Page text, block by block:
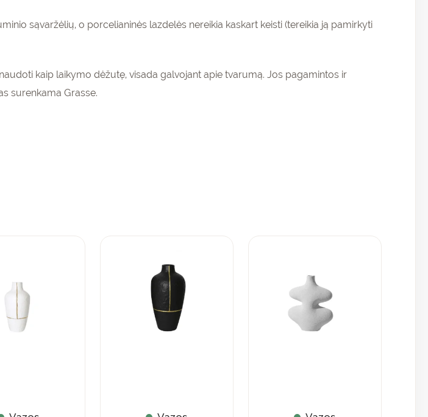
sąvaržėlių, o porcelianinės lazdelės nereikia kaskart keisti (tereikia ją pamirkyti
kaip laikymo dėžutę, visada galvojant apie tvarumą. Jos pagamintos ir
surenkama Grasse.